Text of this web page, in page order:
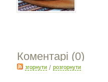
Коментарі (0)
згорнути/ розгорнути